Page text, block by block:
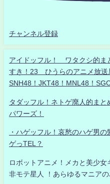
チャンネル登録
アイドッフル！ ワタクシ的
すき！23 ひうらのアニメ放送
SNH48！JKT48！MNL48！
タダッフル！ネトゲ廃人的ま
パワーズ！
・ハゲッフル！哀愁のハゲ男
ゲっTEL？
ロボットアニメ！メカと美少女
非モテ星人 ！あらゆるマニア